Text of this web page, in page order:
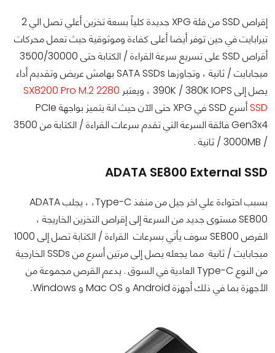
إقراص SSD من فئة XPG جديدة كلياً بسعة تخزين أعلي تصل الي 2
تيرابايت في حين توفر أيضا أعلى كفاءة وموثوقية حيث تعمل محركات
أقراص SSD على تسريع سرعة القراءة / الكتابة حتى 3500/30000
ميجابايت / ثانية ، وتجاوزها SATA SSDs بهامش عريض وتقديم أداء
يصل إلى 390K / 380K IOPS ، ويعتبر
SX8200 Pro M.2 2280
SSD
أسرع SSD في XPG حتى الآن حيث انة يتميز بواجهة PCIe
Gen3x4 فائقة السرعة التي تقدم سرعات القراءة / الكتابة من 3500
/ 3000MB / ثانية .
ADATA SE800 External SSD
بسبب احتواءة علي اخر جيل من منفذ Type-C، ، يجلب ADATA
SE800 مستوى جديد من السرعة إلى إقراص التخزين الخاريجة ،
القرص SE800 سوف يأتي بسرعات القراءة / الكتابة تصل إلى 1000
ميجابايت / ثانية مما يجعله يصل إلى مرتين أسرع من SSDs الخارجية
من النوع Type-C العادية في السوق . يدعم القرص مجموعة من
الأجهزة بما في ذلك أجهزة Android و Mac OS و Windows.